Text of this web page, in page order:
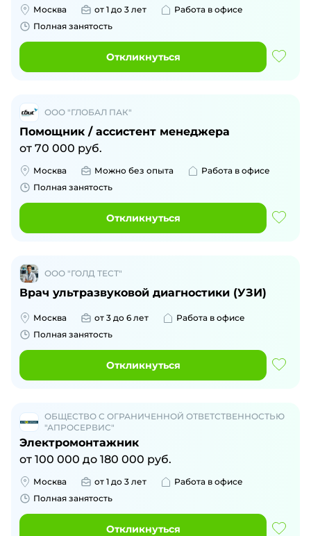
Москва от 1 до 3 лет
Работа в офисе
Полная занятость
Откликнуться
ООО "ГЛОБАЛ ПАК"
Помощник / ассистент менеджера
от 70 000 руб.
Москва Можно без опыта
Работа в офисе
Полная занятость
Откликнуться
ООО "ГОЛД ТЕСТ"
Врач ультразвуковой диагностики (УЗИ)
Москва от 3 до 6 лет
Работа в офисе
Полная занятость
Откликнуться
ОБЩЕСТВО С ОГРАНИЧЕННОЙ ОТВЕТСТВЕННОСТЬЮ
"АПРОСЕРВИС"
Электромонтажник
от 100 000 до 180 000 руб.
Москва от 1 до 3 лет
Работа в офисе
Полная занятость
Откликнуться